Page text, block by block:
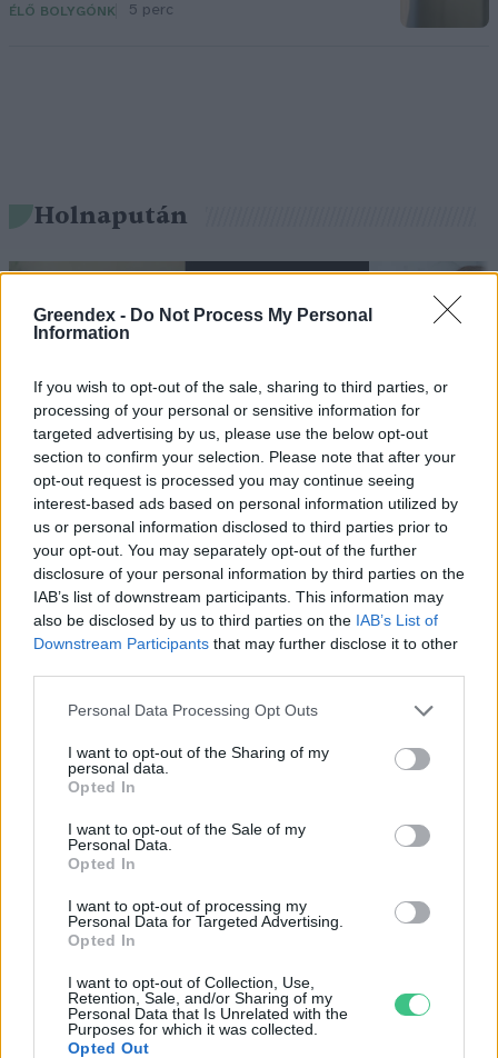
Greendex - Do Not Process My Personal
Information
If you wish to opt-out of the sale, sharing to third parties, or
processing of your personal or sensitive information for
targeted advertising by us, please use the below opt-out
section to confirm your selection. Please note that after your
opt-out request is processed you may continue seeing
interest-based ads based on personal information utilized by
us or personal information disclosed to third parties prior to
your opt-out. You may separately opt-out of the further
disclosure of your personal information by third parties on the
IAB’s list of downstream participants. This information may
also be disclosed by us to third parties on the IAB’s List of
Downstream Participants that may further disclose it to other
Personal Data Processing Opt Outs
I want to opt-out of the Sharing of my
personal data.
Opted In
I want to opt-out of the Sale of my
Personal Data.
Opted In
I want to opt-out of processing my
Personal Data for Targeted Advertising.
Opted In
I want to opt-out of Collection, Use,
Retention, Sale, and/or Sharing of my
Personal Data that Is Unrelated with the
Purposes for which it was collected.
Opted Out
ÉLŐ BOLYGÓNK 5 perc
Holnapután
„Mindegy már, hogy milyen
víz, csak víz legyen” |
Holnapután
55:58
A
az ember
Greendex
– 8 arborétum, amelyet
ÉLŐ BOLYGÓNK Granát-Galló Tímea